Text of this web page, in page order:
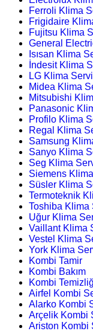
Ferroli Klima
Frigidaire
Fujitsu Klima
General
Isısan Klima
İndesit Klima
LG Klima
Midea Klima
Mitsubishi
Panasonic
Profilo Klima
Regal Klima
Samsung
Sanyo Klima
Seg Klima
Siemens
Süsler Klima
Termoteknik
Toshiba Klima
Uğur Klima
Vaillant Klima
Vestel Klima
York Klima
Kombi Tamir
Kombi Bakım
Kombi
Airfel Kombi
Alarko Kombi
Arçelik Kombi
Ariston Kombi